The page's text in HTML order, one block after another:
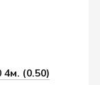
4м. (0.50)